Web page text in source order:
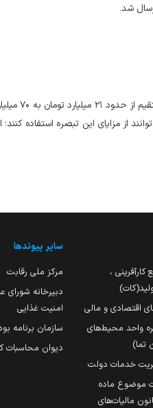
شد.
رئیس‌کل سازمان امور مالیاتی کشور از
از مزایای این تبصره استفاده کنند؛
،
اقتصادی و مالی
واحد محیط‌های
تما)
خدمات دولت
موضوع ماده
قانون مالیات‌های
سایر پیوندها
مرکز ملی رقابت
دبیرخانه شورای
امنیت غذایی
سازمان برنامه
دیوان محاسبات